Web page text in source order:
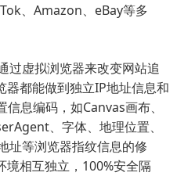
、Amazon、eBay等多
过虚拟浏览器来改变网站追
器都能做到独立IP地址信息和
息编码，如Canvas画布、
、字体、地理位置、
址等浏览器指纹信息的修
境相互独立，100%安全隔